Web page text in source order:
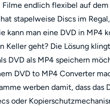
mit Einschränkungen
endlich flexibel auf
stapelweise Discs im
kann man eine DVD in MP4
geht? Die Lösung
DVD als MP4 speichern
DVD to MP4 Converter
werben damit, dass
oder